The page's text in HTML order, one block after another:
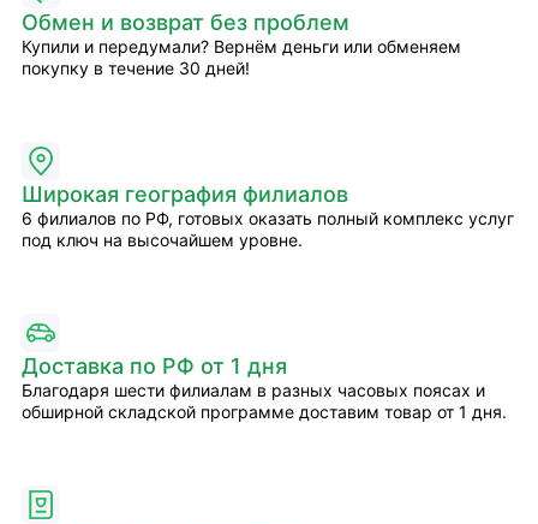
Обмен и возврат без проблем
Купили и передумали? Вернём деньги или обменяем
покупку в течение 30 дней!
Широкая география филиалов
6 филиалов по РФ, готовых оказать полный комплекс услуг
под ключ на высочайшем уровне.
Доставка по РФ от 1 дня
Благодаря шести филиалам в разных часовых поясах и
обширной складской программе доставим товар от 1 дня.